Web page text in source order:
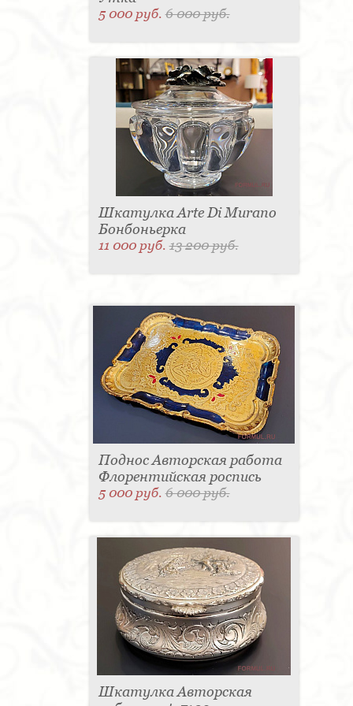
5 000 руб.6 000 руб.
Шкатулка Arte Di Murano
Бонбоньерка
11 000 руб.13 200 руб.
Поднос Авторская работа
Флорентийская роспись
5 000 руб.6 000 руб.
Шкатулка Авторская